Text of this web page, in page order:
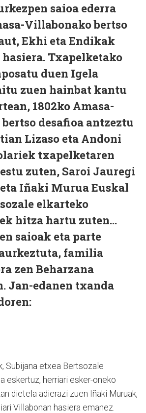
saioa ederra
Villabonako bertso
Ekhi eta Endikak
Txapelketako
duen Igela
zuen hainbat kantu
1802ko Amasa-
desafioa antzeztu
Lizaso eta Andoni
txapelketaren
zuten, Saroi Jauregi
Iñaki Murua Euskal
elkarteko
hitza hartu zuten...
saioak eta parte
familia
zen Beharzana
Jan-edanen txanda
Subijana etxea Bertsozale
eskertuz, herriari esker-oneko
dietela adierazi zuen Iñaki Muruak,
Villabonan hasiera emanez.